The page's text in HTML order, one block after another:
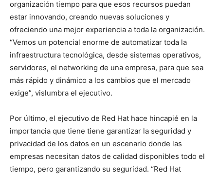
organización tiempo para que esos recursos puedan
estar innovando, creando nuevas soluciones y
ofreciendo una mejor experiencia a toda la organización.
“Vemos un potencial enorme de automatizar toda la
infraestructura tecnológica, desde sistemas operativos,
servidores, el networking de una empresa, para que sea
más rápido y dinámico a los cambios que el mercado
exige”, vislumbra el ejecutivo.
Por último, el ejecutivo de Red Hat hace hincapié en la
importancia que tiene tiene garantizar la seguridad y
privacidad de los datos en un escenario donde las
empresas necesitan datos de calidad disponibles todo el
tiempo, pero garantizando su seguridad. “Red Hat